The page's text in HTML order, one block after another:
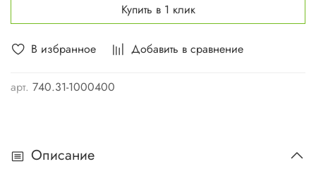
В избранное Добавить в сравнение
арт. 740.31-1000400
Купить в 1 клик
Описание